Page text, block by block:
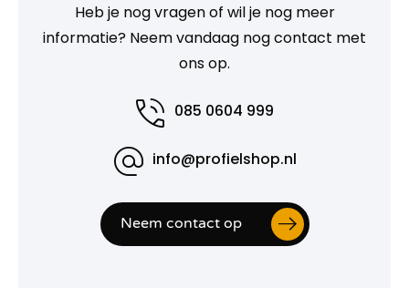
Heb je nog vragen of wil je nog meer
informatie? Neem vandaag nog contact met
ons op.
085 0604 999
info@profielshop.nl
Neem contact op